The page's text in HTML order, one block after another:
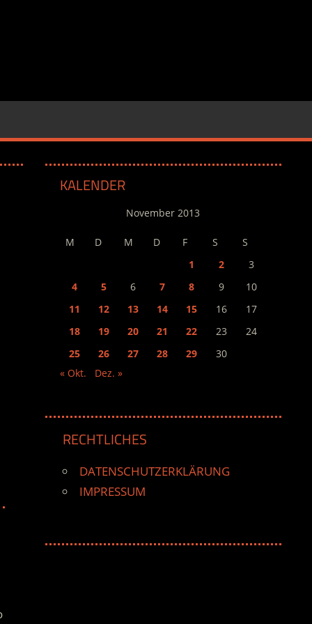
KALENDER
November 2013
M D M D F S
S
1
2
3
4
5 6 7 8 9
10
11
12 13 14 15 16
17
18
19 20 21 22 23
24
25
26 27 28 29
30
« Okt.
Dez. »
RECHTLICHES
DATENSCHUTZERKLÄRUNG
IMPRESSUM